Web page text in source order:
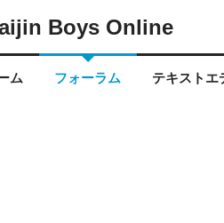
Boys Online
ム フォーラム テキストエ